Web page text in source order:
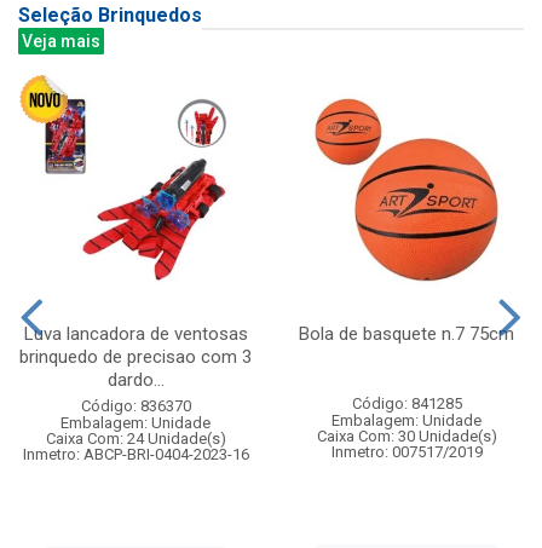
Seleção Brinquedos
Veja mais
Luva lancadora de ventosas
brinquedo de precisao com 3
dardo...
Código: 836370
Embalagem: Unidade
Caixa Com: 24 Unidade(s)
Inmetro: ABCP-BRI-0404-2023-16
Bola de basquete n.7 75cm
Código: 841285
Embalagem: Unidade
Caixa Com: 30 Unidade(s)
Inmetro: 007517/2019